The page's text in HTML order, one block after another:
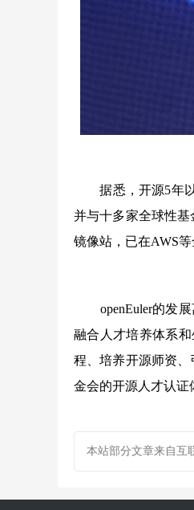
据悉，开源5年以
并与十多家全球性
镜像站，已在AWS
openEuler的发展
融合人才培养体系
程、培养开源师资、
金会的开源人才认证
本站部分文章来自互